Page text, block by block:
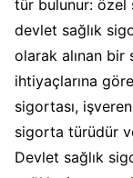
tür bulunur: özel
devlet sağlık
olarak alınan bir
ihtiyaçlarına
sigortası,
sigorta türüdür
Devlet sağlık